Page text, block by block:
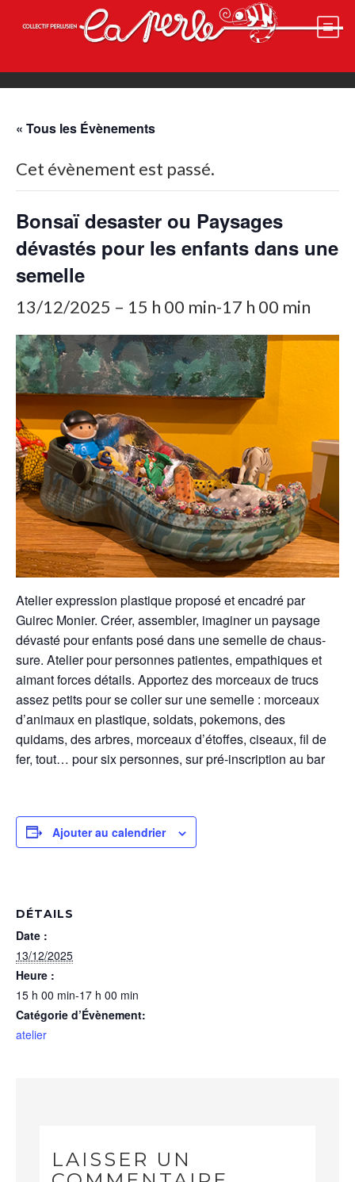
« Tous les Évènements
Cet évènement est passé.
Bonsaï desaster ou Paysages
dévastés pour les enfants dans une
semelle
13/12/2025 – 15 h 00 min-17 h 00 min
Ate­lier expres­sion plas­tique pro­posé et encadré par
Guirec Monier. Créer, assem­bler, imag­in­er un paysage
dévasté pour enfants posé dans une semelle de chaus­
sure. Ate­lier pour per­son­nes patientes, empathiques et
aimant forces détails. Apportez des morceaux de trucs
assez petits pour se coller sur une semelle : morceaux
d’animaux en plas­tique, sol­dats, poke­mons, des
quidams, des arbres, morceaux d’étoffes, ciseaux, fil de
fer, tout… pour six per­son­nes, sur pré-inscrip­tion au bar
Ajouter au calendrier
DÉTAILS
Date :
13/12/2025
Heure :
15 h 00 min-17 h 00 min
Catégorie d’Évènement:
atelier
LAISSER UN